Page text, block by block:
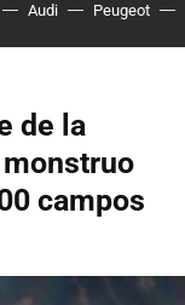
Audi Peugeot
de la
campos